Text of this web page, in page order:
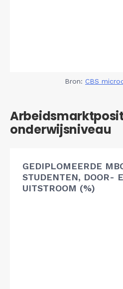
Bron: CBS
onderwijsniveau
GEDIPLOMEERDE
STUDENTEN, DOOR-
UITSTROOM (%)